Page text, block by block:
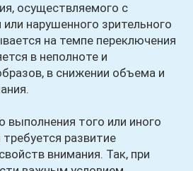
осуществляемого с
нарушенного зрительного
на темпе переключения
в неполноте и
в снижении объема и
того или иного
развитие
внимания. Так, при